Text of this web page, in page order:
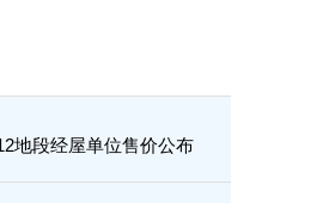
地段经屋单位售价公布